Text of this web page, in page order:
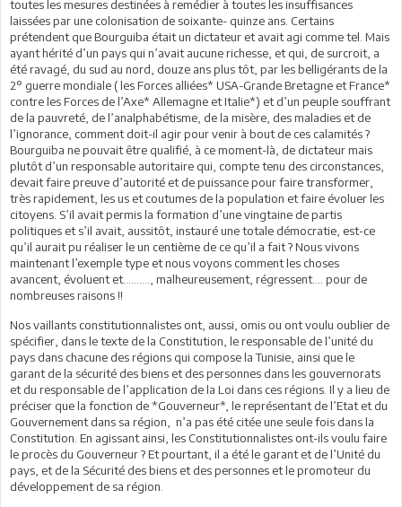
toutes les mesures destinées à remédier à toutes les insuffisances
laissées par une colonisation de soixante- quinze ans. Certains
prétendent que Bourguiba était un dictateur et avait agi comme tel. Mais
ayant hérité d’un pays qui n’avait aucune richesse, et qui, de surcroit, a
été ravagé, du sud au nord, douze ans plus tôt, par les belligérants de la
2° guerre mondiale ( les Forces alliées* USA-Grande Bretagne et France*
contre les Forces de l’Axe* Allemagne et Italie*) et d’un peuple souffrant
de la pauvreté, de l’analphabétisme, de la misère, des maladies et de
l’ignorance, comment doit-il agir pour venir à bout de ces calamités ?
Bourguiba ne pouvait être qualifié, à ce moment-là, de dictateur mais
plutôt d’un responsable autoritaire qui, compte tenu des circonstances,
devait faire preuve d’autorité et de puissance pour faire transformer,
très rapidement, les us et coutumes de la population et faire évoluer les
citoyens. S’il avait permis la formation d’une vingtaine de partis
politiques et s’il avait, aussitôt, instauré une totale démocratie, est-ce
qu’il aurait pu réaliser le un centième de ce qu’il a fait ? Nous vivons
maintenant l’exemple type et nous voyons comment les choses
avancent, évoluent et………., malheureusement, régressent…. pour de
nombreuses raisons !!
Nos vaillants constitutionnalistes ont, aussi, omis ou ont voulu oublier de
spécifier, dans le texte de la Constitution, le responsable de l’unité du
pays dans chacune des régions qui compose la Tunisie, ainsi que le
garant de la sécurité des biens et des personnes dans les gouvernorats
et du responsable de l’application de la Loi dans ces régions. Il y a lieu de
préciser que la fonction de *Gouverneur*, le représentant de l’Etat et du
Gouvernement dans sa région, n’a pas été citée une seule fois dans la
Constitution. En agissant ainsi, les Constitutionnalistes ont-ils voulu faire
le procès du Gouverneur ? Et pourtant, il a été le garant et de l’Unité du
pays, et de la Sécurité des biens et des personnes et le promoteur du
développement de sa région.